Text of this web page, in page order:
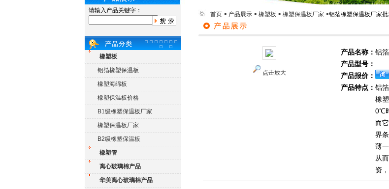
请输入产品关键字：
橡塑板
铝箔橡塑保温板
橡塑海绵板
橡塑保温板价格
B1级橡塑保温板厂家
橡塑保温板厂家
B2级橡塑保温板
橡塑管
离心玻璃棉产品
华美离心玻璃棉产品
首页 > 产品展示 > 橡塑板 > 橡塑保温板厂家 >铝箔橡塑保温板厂家
点击放大
产品名称： 铝
产品型号：
产品报价：
产品特点： 铝
橡
0℃
而
界
薄
从
资